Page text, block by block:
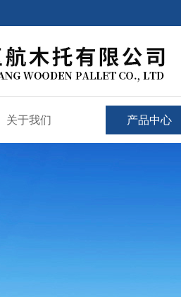
关于我们 产品中心